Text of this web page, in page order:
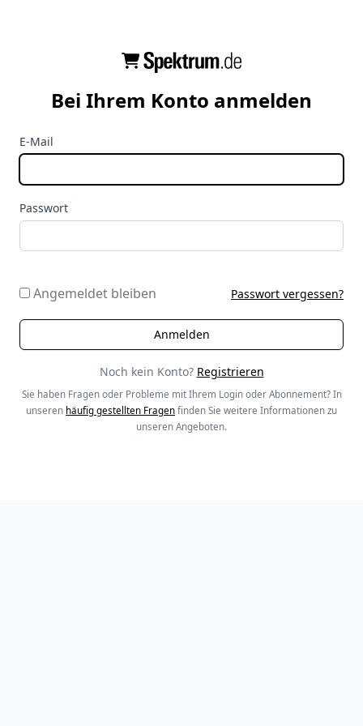
Bei Ihrem Konto anmelden
E-Mail
Passwort
Angemeldet bleiben Passwort vergessen?
Noch kein Konto? Registrieren
Sie haben Fragen oder Probleme mit Ihrem Login oder Abonnement? In
unseren häufig gestellten Fragen finden Sie weitere Informationen zu
unseren Angeboten.